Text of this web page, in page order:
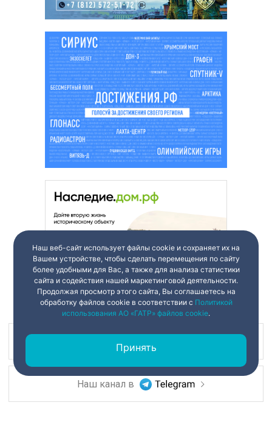
Наш канал в
Наш канал в
Наш веб-сайт использует файлы cookie и сохраняет их на
Вашем устройстве, чтобы сделать перемещения по сайту
более удобными для Вас, а также для анализа статистики
сайта и содействия нашей маркетинговой деятельности.
Продолжая просмотр этого сайта, Вы соглашаетесь на
обработку файлов cookie в соответствии с Политикой
использования АО «ГАТР» файлов cookie.
Принять